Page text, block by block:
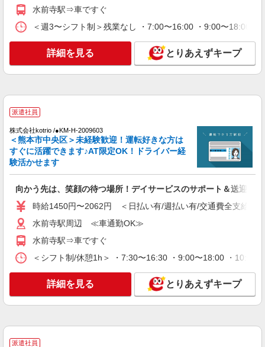
び下さい！！
キープ
アルバイト 紹介予定派遣
日研トータルソーシング株式会社 メディカルケア事業部/熊本オフィ
り） ※給与幅は経験・能力による
OK！（規定あり） ★勤務地は3000ヶ所以上★ 自
宅から通いやすいエリアなど、お好きな勤務地を
お選び下さい！！
キープ 詳細を見る
派遣社員
（株）ウィルオブ・ワークCW 熊本支店/ms430101
高齢者向け住宅staff
熊本県熊本市中央区
キープ 詳細を見る
パート 派遣社員
日研トータルソーシング株式会社 メディカルケア事業部/熊本オフィ
ス
水前寺駅⇒車ですぐ
＜週3〜シフト制＞残業なし ・7:00〜16:00 ・9:00〜
詳細を見る とりあえずキープ
派遣社員
株式会社kotrio /●KM-H-2009603
＜熊本市中央区＞未経験歓迎！運転好きな方は
すぐに活躍できます♪AT限定OK！ドライバー経
験活かせます
向かう先は、笑顔の待つ場所！デイサービスのサポート＆送迎
時給1450円〜2062円 ＜日払い有/週払い有/交通費全支給(ガ
水前寺駅周辺 ≪車通勤OK≫
水前寺駅⇒車ですぐ
＜シフト制/休憩1h＞ ・7:30〜16:30 ・9:00〜18:00 ・
詳細を見る とりあえずキープ
派遣社員